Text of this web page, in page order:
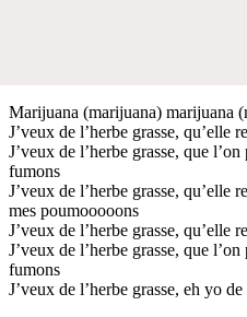
Marijuana (marijuana) marijuana
J’veux de l’herbe grasse, qu’elle
J’veux de l’herbe grasse, que
fumons
J’veux de l’herbe grasse, qu’elle
mes poumooooons
J’veux de l’herbe grasse, qu’elle
J’veux de l’herbe grasse, que
fumons
J’veux de l’herbe grasse, eh yo de